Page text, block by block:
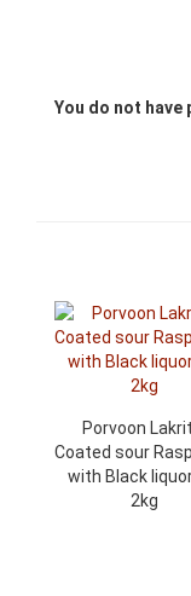
You do not
Porvoon
Coated sour
with Black
2kg